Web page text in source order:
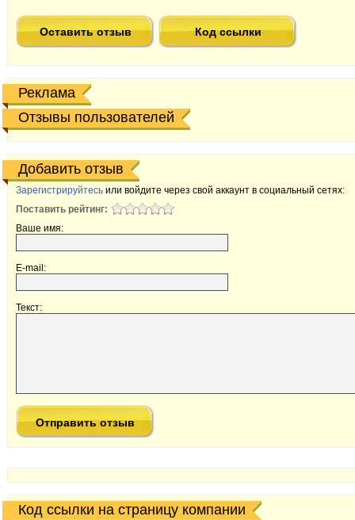
Оставить отзыв Код ссылки
Реклама
Отзывы пользователей
Добавить отзыв
Зарегистрируйтесь или войдите через свой аккаунт в социальный сетях:
Поставить рейтинг:
Ваше имя:
E-mail:
Текст:
Код ссылки на страницу компании